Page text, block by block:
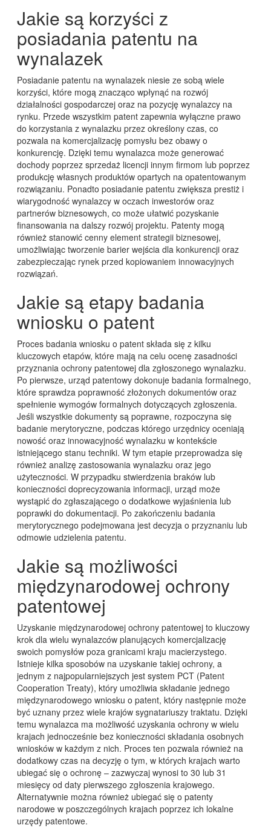
Jakie są korzyści z
posiadania patentu na
wynalazek
Posiadanie patentu na wynalazek niesie ze sobą wiele
korzyści, które mogą znacząco wpłynąć na rozwój
działalności gospodarczej oraz na pozycję wynalazcy na
rynku. Przede wszystkim patent zapewnia wyłączne prawo
do korzystania z wynalazku przez określony czas, co
pozwala na komercjalizację pomysłu bez obawy o
konkurencję. Dzięki temu wynalazca może generować
dochody poprzez sprzedaż licencji innym firmom lub poprzez
produkcję własnych produktów opartych na opatentowanym
rozwiązaniu. Ponadto posiadanie patentu zwiększa prestiż i
wiarygodność wynalazcy w oczach inwestorów oraz
partnerów biznesowych, co może ułatwić pozyskanie
finansowania na dalszy rozwój projektu. Patenty mogą
również stanowić cenny element strategii biznesowej,
umożliwiając tworzenie barier wejścia dla konkurencji oraz
zabezpieczając rynek przed kopiowaniem innowacyjnych
rozwiązań.
Jakie są etapy badania
wniosku o patent
Proces badania wniosku o patent składa się z kilku
kluczowych etapów, które mają na celu ocenę zasadności
przyznania ochrony patentowej dla zgłoszonego wynalazku.
Po pierwsze, urząd patentowy dokonuje badania formalnego,
które sprawdza poprawność złożonych dokumentów oraz
spełnienie wymogów formalnych dotyczących zgłoszenia.
Jeśli wszystkie dokumenty są poprawne, rozpoczyna się
badanie merytoryczne, podczas którego urzędnicy oceniają
nowość oraz innowacyjność wynalazku w kontekście
istniejącego stanu techniki. W tym etapie przeprowadza się
również analizę zastosowania wynalazku oraz jego
użyteczności. W przypadku stwierdzenia braków lub
konieczności doprecyzowania informacji, urząd może
wystąpić do zgłaszającego o dodatkowe wyjaśnienia lub
poprawki do dokumentacji. Po zakończeniu badania
merytorycznego podejmowana jest decyzja o przyznaniu lub
odmowie udzielenia patentu.
Jakie są możliwości
międzynarodowej ochrony
patentowej
Uzyskanie międzynarodowej ochrony patentowej to kluczowy
krok dla wielu wynalazców planujących komercjalizację
swoich pomysłów poza granicami kraju macierzystego.
Istnieje kilka sposobów na uzyskanie takiej ochrony, a
jednym z najpopularniejszych jest system PCT (Patent
Cooperation Treaty), który umożliwia składanie jednego
międzynarodowego wniosku o patent, który następnie może
być uznany przez wiele krajów sygnatariuszy traktatu. Dzięki
temu wynalazca ma możliwość uzyskania ochrony w wielu
krajach jednocześnie bez konieczności składania osobnych
wniosków w każdym z nich. Proces ten pozwala również na
dodatkowy czas na decyzję o tym, w których krajach warto
ubiegać się o ochronę – zazwyczaj wynosi to 30 lub 31
miesięcy od daty pierwszego zgłoszenia krajowego.
Alternatywnie można również ubiegać się o patenty
narodowe w poszczególnych krajach poprzez ich lokalne
urzędy patentowe.